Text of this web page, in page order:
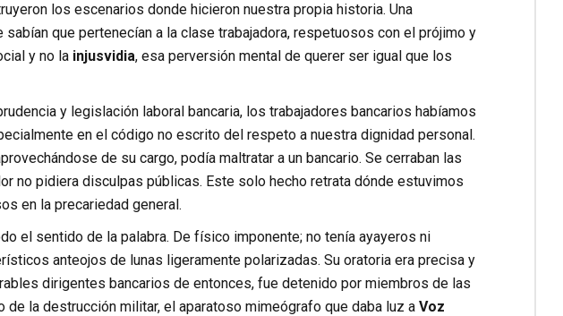
los escenarios donde hicieron nuestra propia historia. Una
sabían que pertenecían a la clase trabajadora, respetuosos con el prójimo y
y no la injusvidia, esa perversión mental de querer ser igual que los
y legislación laboral bancaria, los trabajadores bancarios habíamos
en el código no escrito del respeto a nuestra dignidad personal.
de su cargo, podía maltratar a un bancario. Se cerraban las
no pidiera disculpas públicas. Este solo hecho retrata dónde estuvimos
en la precariedad general.
el sentido de la palabra. De físico imponente; no tenía ayayeros ni
anteojos de lunas ligeramente polarizadas. Su oratoria era precisa y
dirigentes bancarios de entonces, fue detenido por miembros de las
la destrucción militar, el aparatoso mimeógrafo que daba luz a Voz